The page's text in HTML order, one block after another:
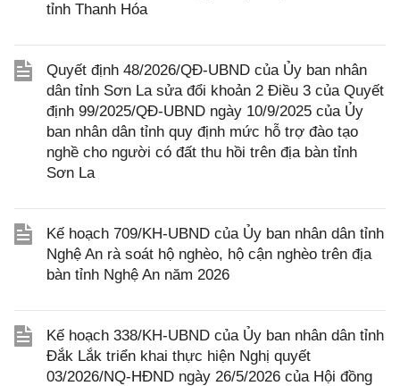
tỉnh Thanh Hóa
Quyết định 48/2026/QĐ-UBND của Ủy ban nhân
dân tỉnh Sơn La sửa đổi khoản 2 Điều 3 của Quyết
định 99/2025/QĐ-UBND ngày 10/9/2025 của Ủy
ban nhân dân tỉnh quy định mức hỗ trợ đào tạo
nghề cho người có đất thu hồi trên địa bàn tỉnh
Sơn La
Kế hoạch 709/KH-UBND của Ủy ban nhân dân tỉnh
Nghệ An rà soát hộ nghèo, hộ cận nghèo trên địa
bàn tỉnh Nghệ An năm 2026
Kế hoạch 338/KH-UBND của Ủy ban nhân dân tỉnh
Đắk Lắk triển khai thực hiện Nghị quyết
03/2026/NQ-HĐND ngày 26/5/2026 của Hội đồng